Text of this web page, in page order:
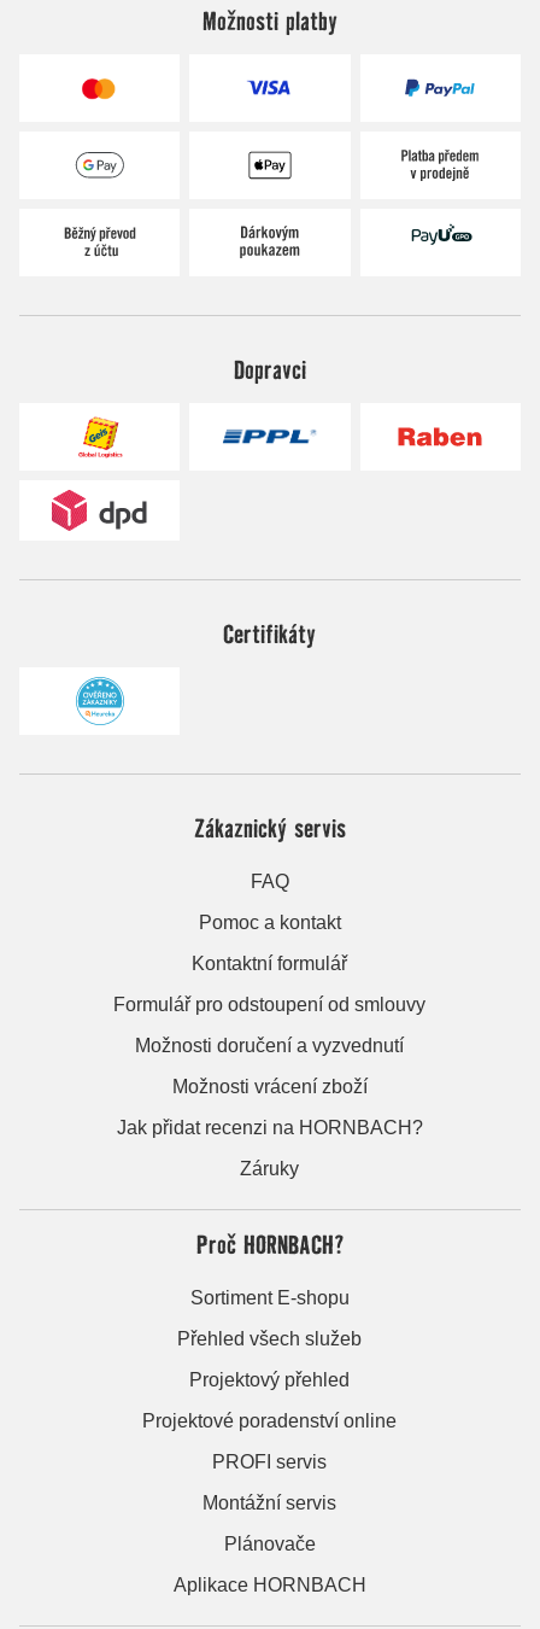
Možnosti platby
Dopravci
Certifikáty
Zákaznický servis
FAQ
Pomoc a kontakt
Kontaktní formulář
Formulář pro odstoupení od smlouvy
Možnosti doručení a vyzvednutí
Možnosti vrácení zboží
Jak přidat recenzi na HORNBACH?
Záruky
Proč HORNBACH?
Sortiment E-shopu
Přehled všech služeb
Projektový přehled
Projektové poradenství online
PROFI servis
Montážní servis
Plánovače
Aplikace HORNBACH